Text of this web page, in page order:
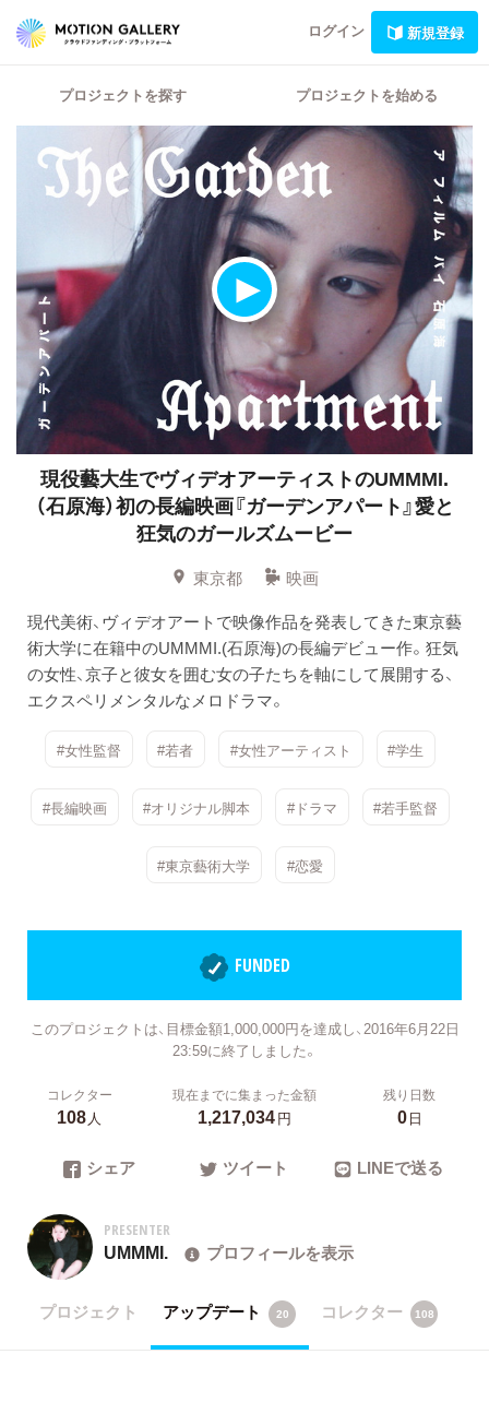
ログイン 新規登録
プロジェクトを探す プロジェクトを始める
現役藝大生でヴィデオアーティストのUMMMI.
（石原海）初の長編映画『ガーデンアパート』愛と
狂気のガールズムービー
東京都
映画
現代美術、ヴィデオアートで映像作品を発表してきた東京藝
術大学に在籍中のUMMMI.(石原海)の長編デビュー作。狂気
の女性、京子と彼女を囲む女の子たちを軸にして展開する、
エクスペリメンタルなメロドラマ。
#女性監督 #若者 #女性アーティスト #学生
#長編映画 #オリジナル脚本 #ドラマ #若手監督
#東京藝術大学 #恋愛
FUNDED
このプロジェクトは、目標金額1,000,000円を達成し、2016年6月22日
23:59に終了しました。
コレクター
108人
現在までに集まった金額
1,217,034円
残り日数
0日
シェア ツイート LINEで送る
PRESENTER
UMMMI. プロフィールを表示
プロジェクト アップデート 20 コレクター 108